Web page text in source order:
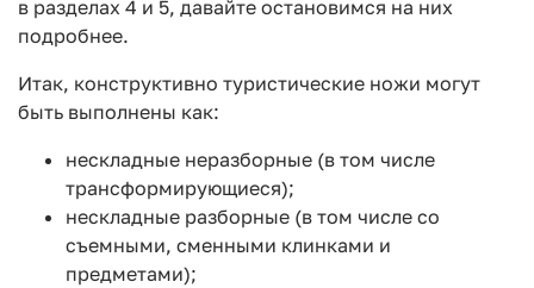
в разделах 4 и 5, давайте остановимся на них
подробнее.
Итак, конструктивно туристические ножи могут
быть выполнены как:
нескладные неразборные (в том числе
трансформирующиеся);
нескладные разборные (в том числе со
съемными, сменными клинками и
предметами);